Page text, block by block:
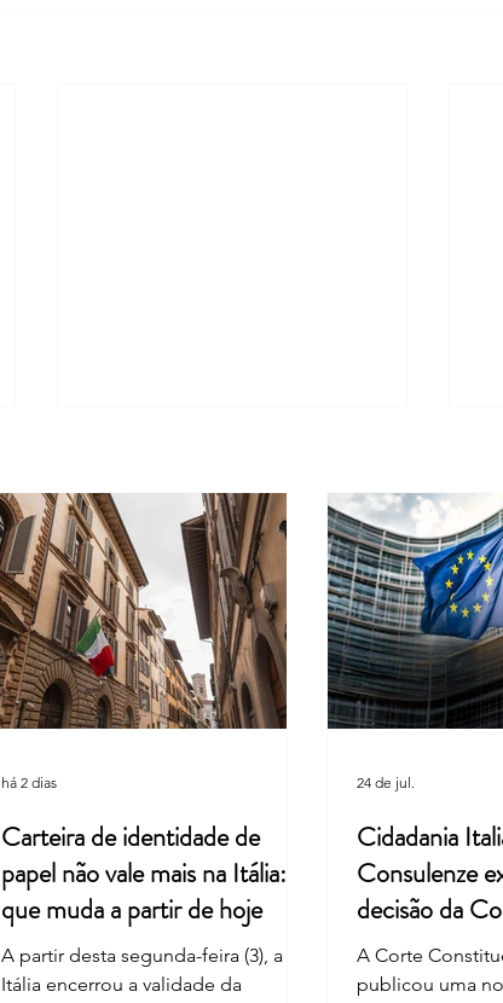
Entenda por que a Itália retirou
uma palavra do hino nacional
Carteira de identidade de
papel não vale mais na Itália: o
que muda a partir de hoje
A partir desta segunda-feira (3), a
Itália encerrou a validade da
há 2 dias
Cidadania
Consulenze
decisão da
A Corte
publicou uma
24 de jul.